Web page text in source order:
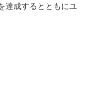
達成するとともにユ